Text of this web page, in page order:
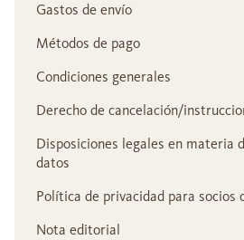
Gastos de envío
Métodos de pago
Condiciones generales
Derecho de cancelación/
Disposiciones legales en materia
datos
Política de privacidad para socios
Nota editorial